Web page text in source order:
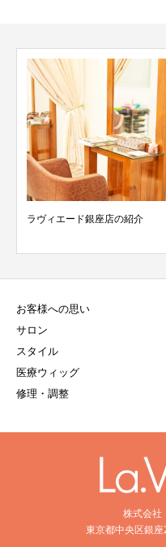
ラヴィエード銀座店の紹介
お客様への思い
サロン
スタイル
医療ウィッグ
修理・調整
株式会
東京都中央区銀